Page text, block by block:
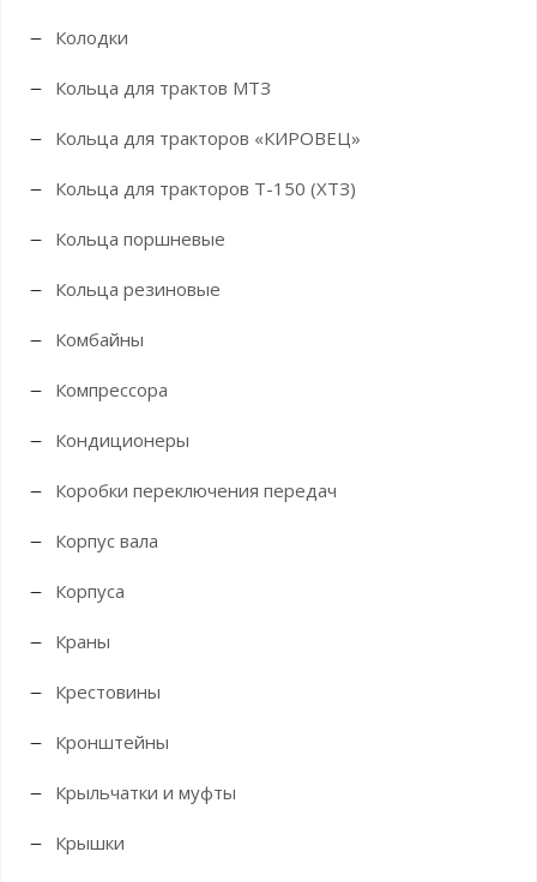
Колодки
Кольца для трактов МТЗ
Кольца для тракторов «КИРОВЕЦ»
Кольца для тракторов Т-150 (ХТЗ)
Кольца поршневые
Кольца резиновые
Комбайны
Компрессора
Кондиционеры
Коробки переключения передач
Корпус вала
Корпуса
Краны
Крестовины
Кронштейны
Крыльчатки и муфты
Крышки